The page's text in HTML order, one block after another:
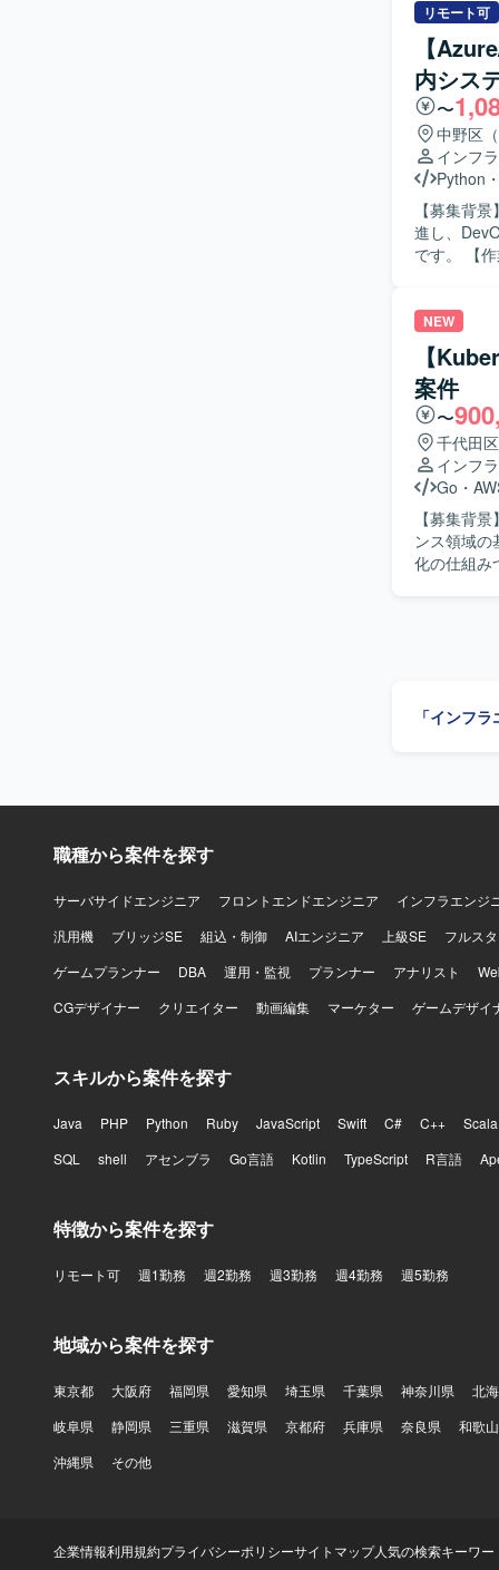
管理・ドキ
迅速かつ
化、IaC
化しない
設計、構
だきます。
の構築、
パフォー
整備と運
善を行って
る人物像
DevOpsや
の魅力】
ド管理とマ
分散、
ックアッ
リモート可
【
内シス
〜
中野区
インフ
Python
【募集背
進し、
です。 【作業内容】 自社プロダクトおよび社内システムのインフラ設計・構築・運用改善をリ
化、IaCに
化しない運用体
強い関心
す。開発チ
が望ましいです。 【ポジションの魅力】 自社プロダクト
ら、クラ
です。会
運用自動化のスキ
ウドイン
Monitor /
リストア
NEW
【
案件
〜
千代田
インフ
Go ・
【募集背
ンス領域の基盤強化を行いま
化の仕組み
化を推進できます。 【開発環境】 AWS、
「インフ
職種から案件を探す
サーバサイドエンジニア フロントエンドエンジニア
インフラエンジ
汎用機
ブリッジSE 組込・制御 AIエンジニア 上級SE
フルス
ゲームプランナー
DBA 運用・監視 プランナー アナリスト
CGデザイナー
クリエイター 動画編集 マーケター ゲームデザイ
スキルから案件を探す
Java PHP Python Ruby JavaScript Swift C# C++
Scala
SQL
shell アセンブラ Go言語 Kotlin TypeScript R言語
特徴から案件を探す
リモート可 週1勤務 週2勤務 週3勤務 週4勤務 週5勤務
地域から案件を探す
東京都 大阪府 福岡県 愛知県 埼玉県 千葉県 神奈川県
北
岐阜県
静岡県 三重県 滋賀県 京都府 兵庫県 奈良県
和歌
沖縄県
その他
企業情報利用規約プライバシーポリシーサイトマップ人気の検索キーワー